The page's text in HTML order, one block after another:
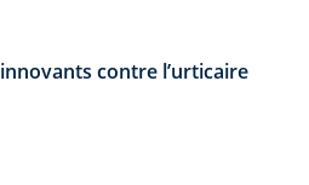
contre l’urticaire